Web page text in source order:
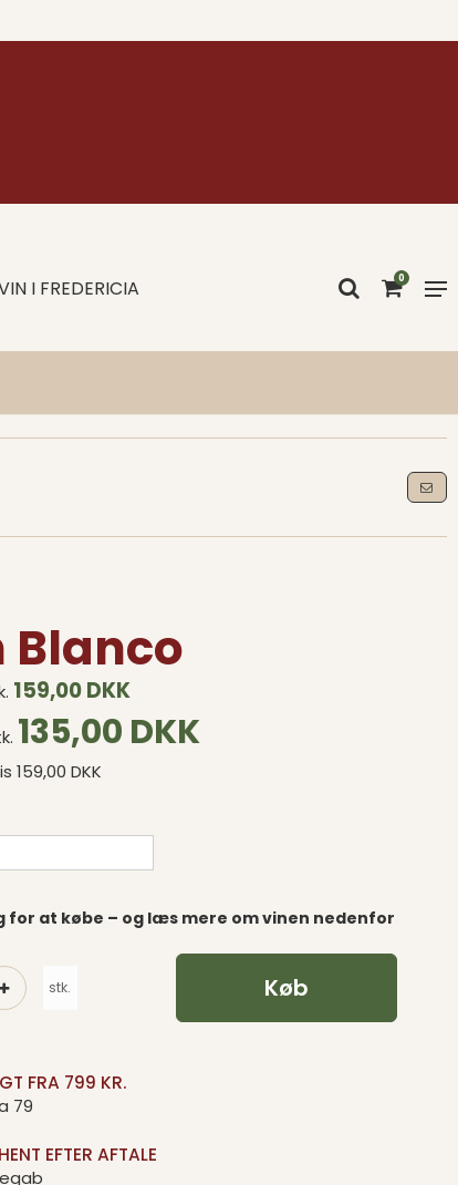
I FREDERICIA 0
Blanco
159,00 DKK
135,00 DKK
159,00 DKK
for at købe – og læs mere om vinen nedenfor
stk. Køb
FRA 799 KR.
79
EFTER AFTALE